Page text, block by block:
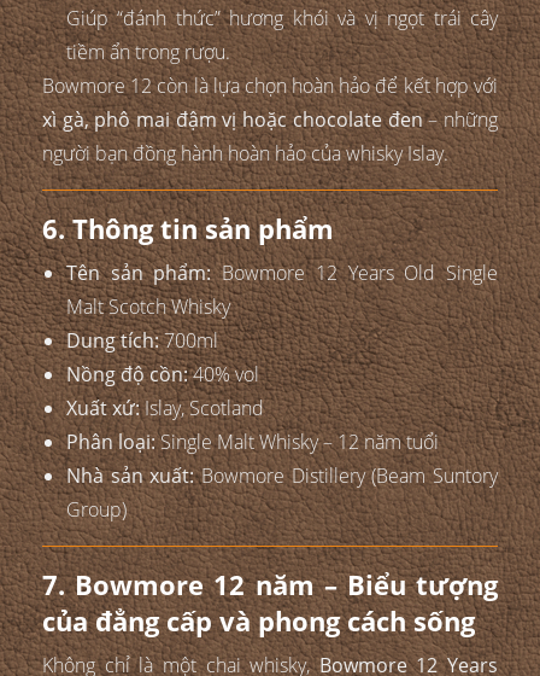
Giúp “đánh thức” hương khói và vị ngọt trái cây
tiềm ẩn trong rượu.
Bowmore 12 còn là lựa chọn hoàn hảo để kết hợp với
xì gà, phô mai đậm vị hoặc chocolate đen– những
người bạn đồng hành hoàn hảo của whisky Islay.
6. Thông tin sản phẩm
Tên sản phẩm:Bowmore 12 Years Old Single
Malt Scotch Whisky
Dung tích:700ml
Nồng độ cồn:40% vol
Xuất xứ:Islay, Scotland
Phân loại:Single Malt Whisky – 12 năm tuổi
Nhà sản xuất:Bowmore Distillery (Beam Suntory
Group)
7. Bowmore 12 năm – Biểu tượng
của đẳng cấp và phong cách sống
Không chỉ là một chai whisky,Bowmore 12 Years